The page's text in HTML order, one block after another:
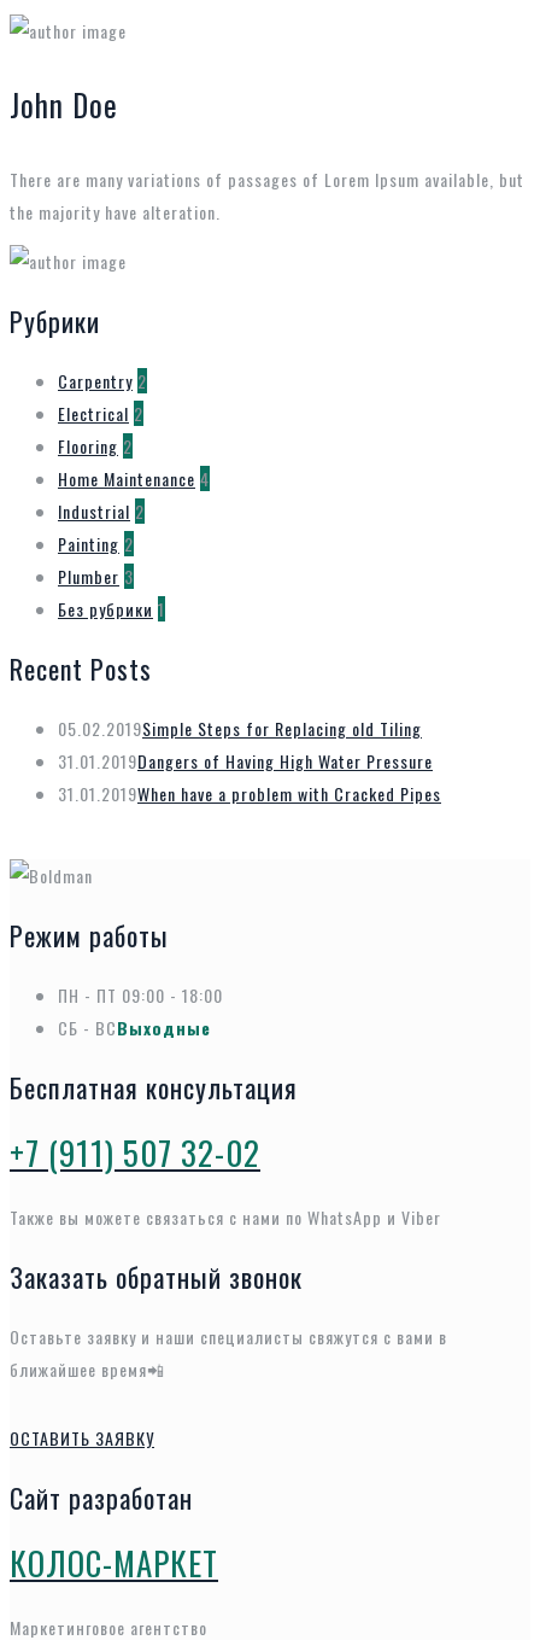
John Doe
There are many variations of passages of Lorem Ipsum available, but
the majority have alteration.
Рубрики
Carpentry 2
Electrical 2
Flooring 2
Home Maintenance 4
Industrial 2
Painting 2
Plumber 3
Без рубрики 1
Recent Posts
05.02.2019Simple Steps for Replacing old Tiling
31.01.2019Dangers of Having High Water Pressure
31.01.2019When have a problem with Cracked Pipes
Режим работы
ПН - ПТ 09:00 - 18:00
СБ - ВСВыходные
Бесплатная консультация
+7 (911) 507 32-02
Также вы можете связаться с нами по WhatsApp и Viber
Заказать обратный звонок
Оставьте заявку и наши специалисты свяжутся с вами в
ближайшее время📲
ОСТАВИТЬ ЗАЯВКУ
Сайт разработан
КОЛОС-МАРКЕТ
Маркетинговое агентство